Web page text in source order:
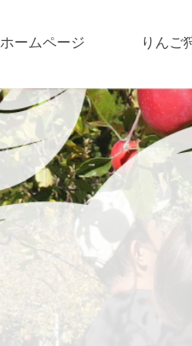
ホームページ りんご